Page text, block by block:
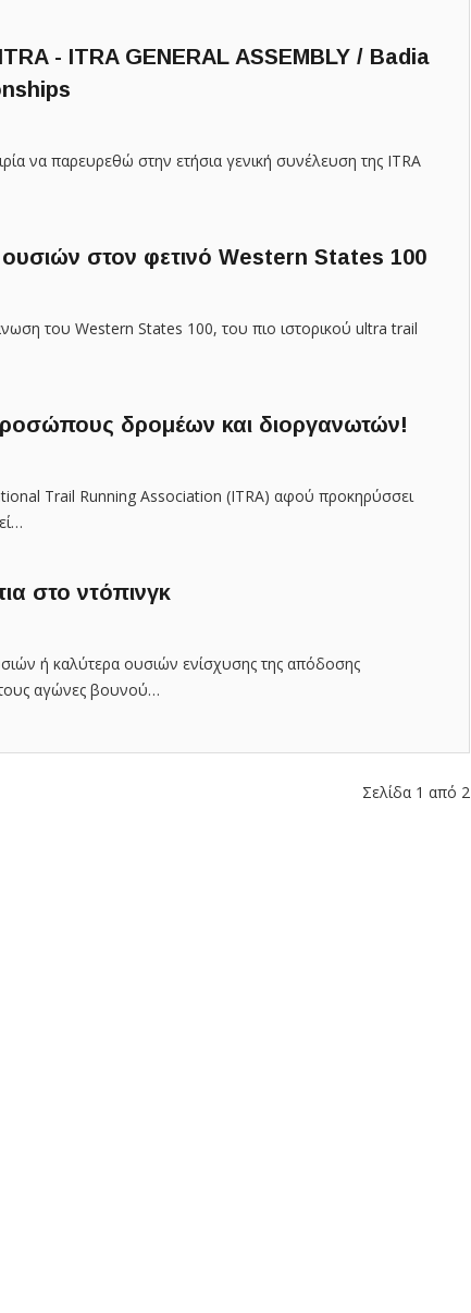
- ITRA GENERAL ASSEMBLY / Badia
να παρευρεθώ στην ετήσια γενική συνέλευση της ITRA
στον φετινό Western States 100
του Western States 100, του πιο ιστορικού ultra trail
δρομέων και διοργανωτών!
Trail Running Association (ITRA) αφού προκηρύσσει
στο ντόπινγκ
ή καλύτερα ουσιών ενίσχυσης της απόδοσης
αγώνες βουνού…
Σελίδα 1 από 2